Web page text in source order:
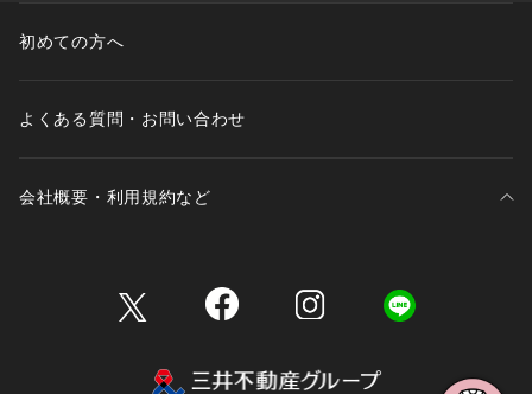
初めての方へ
よくある質問・お問い合わせ
会社概要・利用規約など